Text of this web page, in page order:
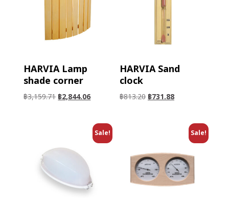
HARVIA Lamp
shade corner
฿3,159.71 ฿2,844.06
HARVIA Sand
clock
฿813.20 ฿731.88
Sale! Sale!